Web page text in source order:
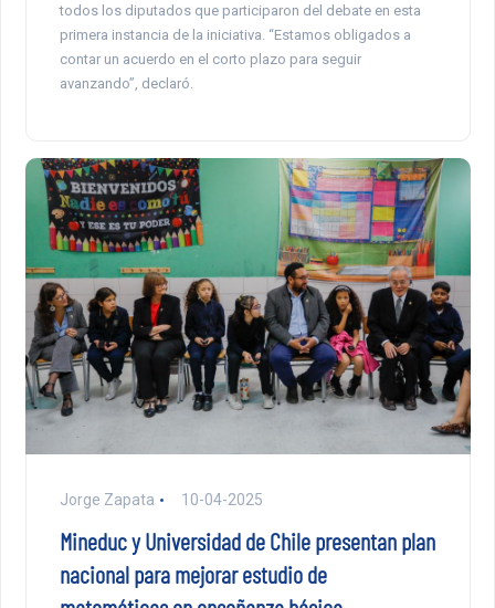
todos los diputados que participaron del debate en esta
primera instancia de la iniciativa. “Estamos obligados a
contar un acuerdo en el corto plazo para seguir
avanzando”, declaró.
Jorge Zapata 10-04-2025
Mineduc y Universidad de Chile presentan plan
nacional para mejorar estudio de